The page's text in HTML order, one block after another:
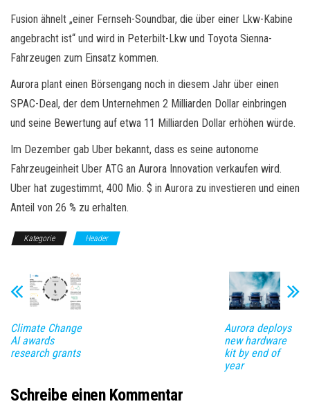
Fusion ähnelt „einer Fernseh-Soundbar, die über einer Lkw-Kabine
angebracht ist“ und wird in Peterbilt-Lkw und Toyota Sienna-
Fahrzeugen zum Einsatz kommen.
Aurora plant einen Börsengang noch in diesem Jahr über einen
SPAC-Deal, der dem Unternehmen 2 Milliarden Dollar einbringen
und seine Bewertung auf etwa 11 Milliarden Dollar erhöhen würde.
Im Dezember gab Uber bekannt, dass es seine autonome
Fahrzeugeinheit Uber ATG an Aurora Innovation verkaufen wird.
Uber hat zugestimmt, 400 Mio. $ in Aurora zu investieren und einen
Anteil von 26 % zu erhalten.
Kategorie Header
Climate Change
AI awards
research grants
Aurora deploys
new hardware
kit by end of
year
Schreibe einen Kommentar